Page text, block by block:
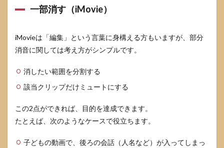
一部消す（iMovie）
iMovieは「編集」という言葉に身構える方もいますが、部分
消音に関しては考え方がシンプルです。
消したい範囲を分割する
該当クリップだけミュートにする
この2点ができれば、目的を達成できます。
たとえば、次のようなケースで役立ちます。
子どもの動画で、後ろの会話（人名など）が入ってしまっ